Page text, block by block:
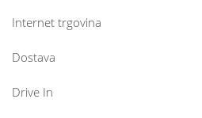
Internet trgovina
Dostava
Drive In